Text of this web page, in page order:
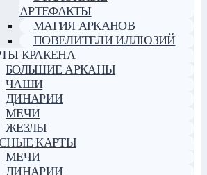
АРТЕФАКТЫ
МАГИЯ АРКАНОВ
ПОВЕЛИТЕЛИ ИЛЛЮЗИЙ
КРАКЕНА
БОЛЬШИЕ АРКАНЫ
ЧАШИ
ДИНАРИИ
МЕЧИ
ЖЕЗЛЫ
КАРТЫ
МЕЧИ
ДИНАРИИ